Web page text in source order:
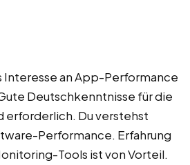
Interesse an App-Performance
Deutschkenntnisse für die
erforderlich. Du verstehst
Performance. Erfahrung
Tools ist von Vorteil.